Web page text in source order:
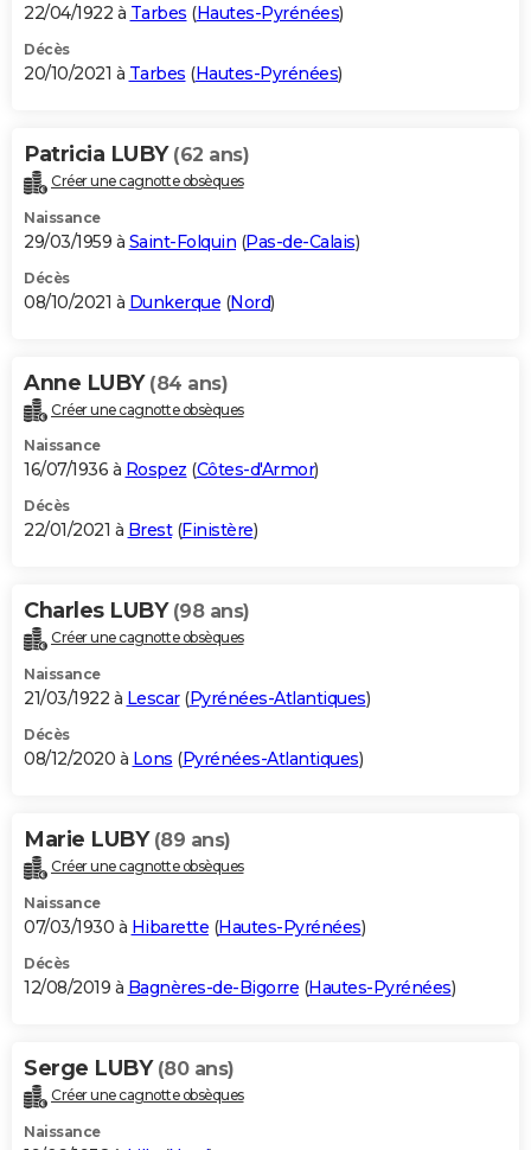
22/04/1922 à Tarbes (Hautes-Pyrénées)
Décès
20/10/2021 à Tarbes (Hautes-Pyrénées)
Patricia LUBY (62 ans)
Créer une cagnotte obsèques
Naissance
29/03/1959 à Saint-Folquin (Pas-de-Calais)
Décès
08/10/2021 à Dunkerque (Nord)
Anne LUBY (84 ans)
Créer une cagnotte obsèques
Naissance
16/07/1936 à Rospez (Côtes-d'Armor)
Décès
22/01/2021 à Brest(Finistère)
Charles LUBY (98 ans)
Créer une cagnotte obsèques
Naissance
21/03/1922 à Lescar(Pyrénées-Atlantiques)
Décès
08/12/2020 à Lons (Pyrénées-Atlantiques)
Marie LUBY (89 ans)
Créer une cagnotte obsèques
Naissance
07/03/1930 à Hibarette (Hautes-Pyrénées)
Décès
12/08/2019 à Bagnères-de-Bigorre (Hautes-Pyrénées)
Serge LUBY (80 ans)
Créer une cagnotte obsèques
Naissance